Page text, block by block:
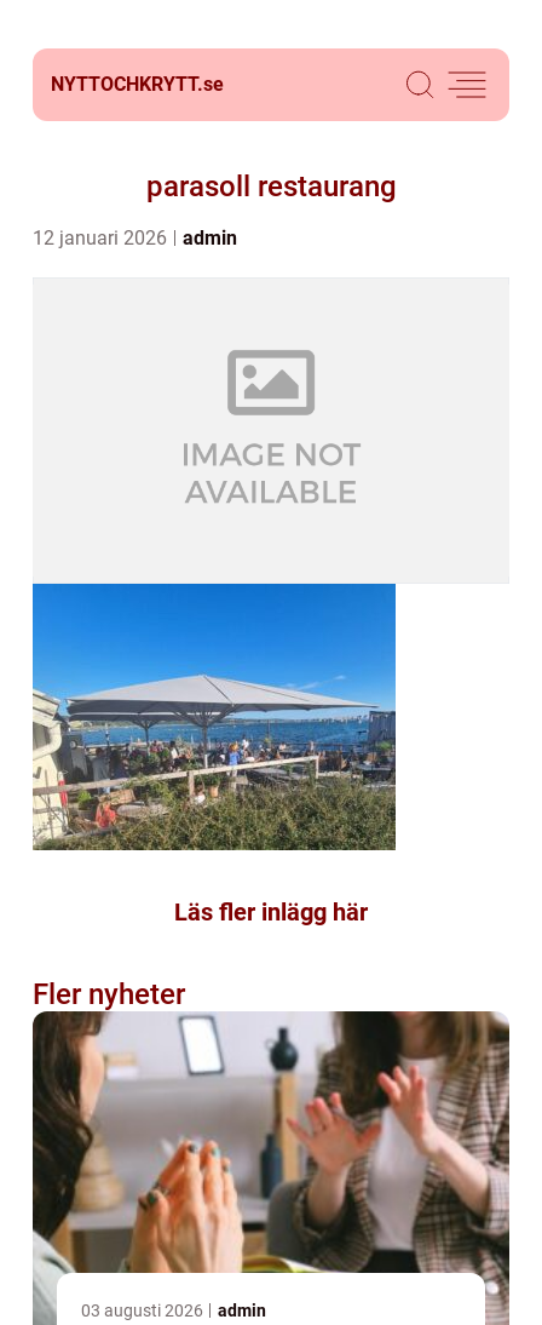
NYTTOCHKRYTT.se
parasoll restaurang
12 januari 2026 admin
Läs fler inlägg här
Fler nyheter
03 augusti 2026 admin